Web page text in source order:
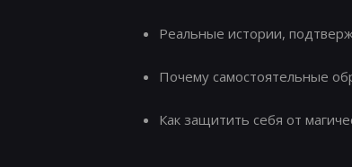
Реальные истории,
Почему самостоятельные
Как защитить себя от